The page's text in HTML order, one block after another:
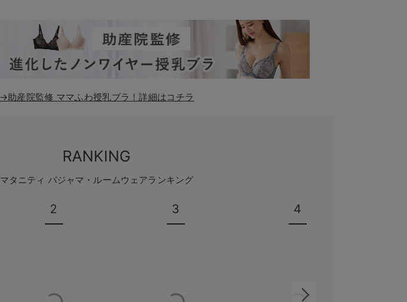
→助産院監修 ママふわ授乳ブラ！詳細はコチラ
RANKING
マタニティ パジャマ・ルームウェアランキング
2 3 4